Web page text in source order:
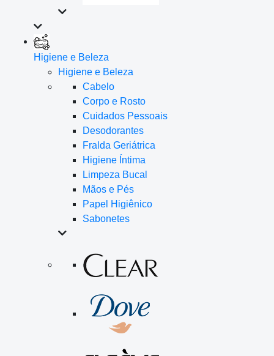
Higiene e Beleza
Higiene e Beleza
Cabelo
Corpo e Rosto
Cuidados Pessoais
Desodorantes
Fralda Geriátrica
Higiene Íntima
Limpeza Bucal
Mãos e Pés
Papel Higiênico
Sabonetes